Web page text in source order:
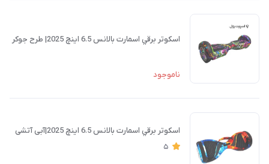
اسكوتر برقي اسمارت بالانس 6.5 اینچ 2025| طرح جوكر
ناموجود
اسكوتر برقي اسمارت بالانس 6.5 اینچ 2025|آبی آتشی
5